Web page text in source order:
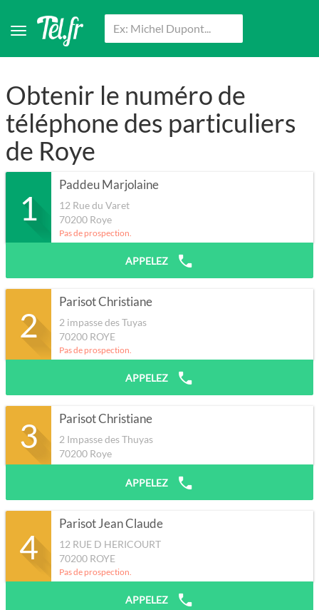
Obtenir le numéro de
téléphone des particuliers
de Roye
1
Paddeu Marjolaine
12 Rue du Varet
70200 Roye
Pas de prospection.
APPELEZ
2
Parisot Christiane
2 impasse des Tuyas
70200 ROYE
Pas de prospection.
APPELEZ
3 Parisot Christiane
2 Impasse des Thuyas
70200 Roye
APPELEZ
4
Parisot Jean Claude
12 RUE D HERICOURT
70200 ROYE
Pas de prospection.
APPELEZ